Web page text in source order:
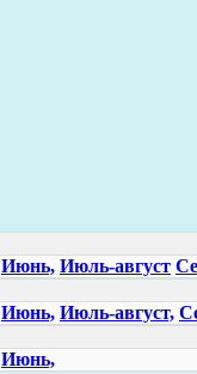
Июнь, Июль-август
Июнь, Июль-август,
Июнь,